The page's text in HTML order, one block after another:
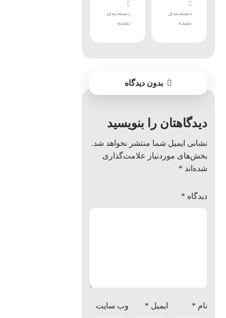
دسته‌بندی
نشده
دسته‌بندی
نشده
بدون دیدگاه
دیدگاهتان را بنویسید
نشانی ایمیل شما منتشر نخواهد شد.
بخش‌های موردنیاز علامت‌گذاری
شده‌اند *
دیدگاه *
نام * ایمیل * وب‌ سایت